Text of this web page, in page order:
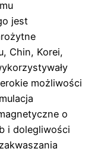
jest
Chin, Korei,
możliwości
o
i dolegliwości